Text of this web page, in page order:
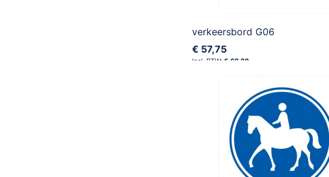
verkeersbord G06
€ 57,75
€ 69,88